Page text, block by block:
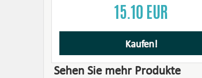
15.10 EUR
Kaufen!
Sehen Sie mehr Produkte